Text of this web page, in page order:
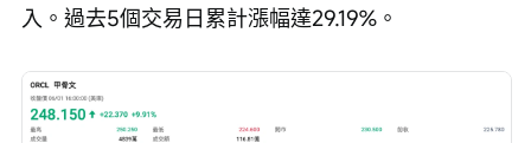
入。過去5個交易日累計漲幅達29.19%。